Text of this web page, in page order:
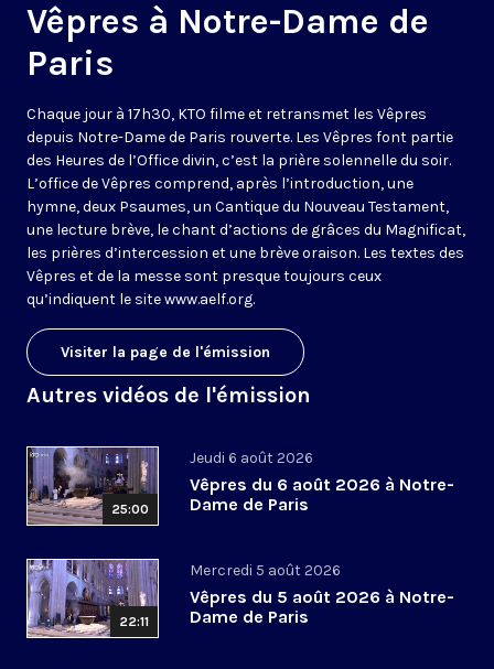
Vêpres à Notre-Dame de
Paris
Chaque jour à 17h30, KTO filme et retransmet les Vêpres
depuis Notre-Dame de Paris rouverte. Les Vêpres font partie
des Heures de l’Office divin, c’est la prière solennelle du soir.
L’office de Vêpres comprend, après l’introduction, une
hymne, deux Psaumes, un Cantique du Nouveau Testament,
une lecture brève, le chant d’actions de grâces du Magnificat,
les prières d’intercession et une brève oraison. Les textes des
Vêpres et de la messe sont presque toujours ceux
qu’indiquent le sitewww.aelf.org.
Visiter la page de l'émission
Autres vidéos de l'émission
25:00
Jeudi 6 août 2026
Vêpres du 6 août 2026 à Notre-
Dame de Paris
22:11
Mercredi 5 août 2026
Vêpres du 5 août 2026 à Notre-
Dame de Paris